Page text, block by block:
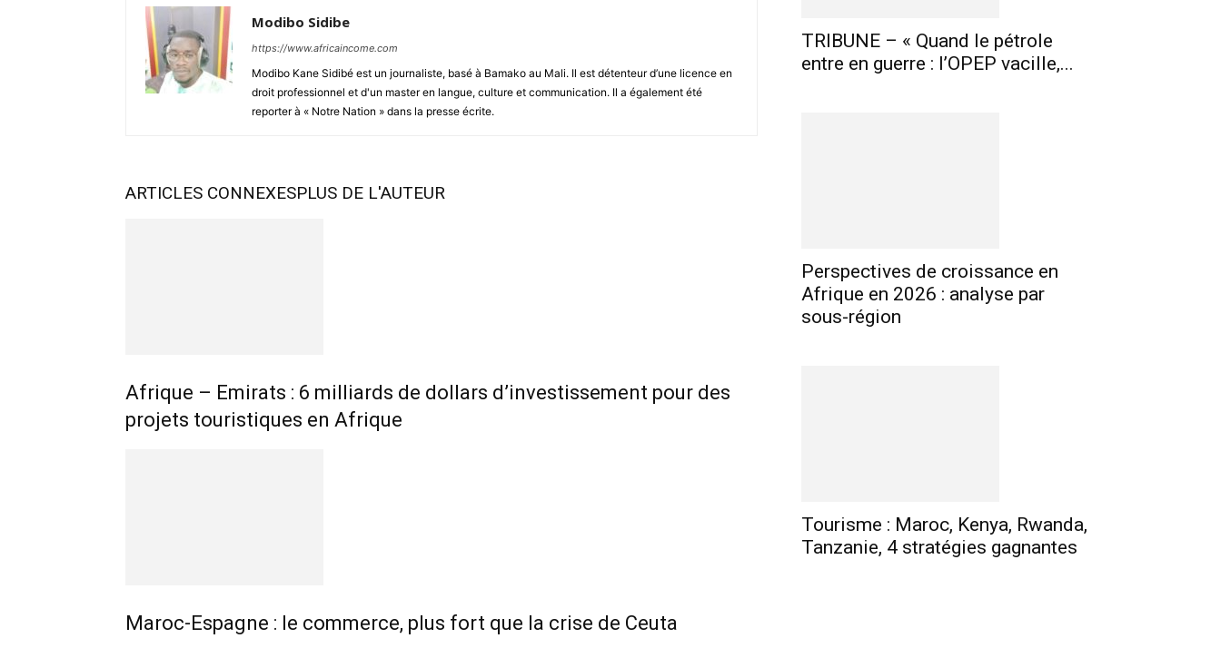
Modibo Sidibe
https://www.africaincome.com
Modibo Kane Sidibé est un journaliste, basé à Bamako au Mali. Il est détenteur d’une licence en
droit professionnel et d'un master en langue, culture et communication. Il a également été
reporter à « Notre Nation » dans la presse écrite.
ARTICLES CONNEXESPLUS DE L'AUTEUR
Afrique – Emirats : 6 milliards de dollars d’investissement pour des
projets touristiques en Afrique
Maroc-Espagne : le commerce, plus fort que la crise de Ceuta
TRIBUNE – « Quand le pétrole
entre en guerre : l’OPEP vacille,...
Perspectives de croissance en
Afrique en 2026 : analyse par
sous-région
Tourisme : Maroc, Kenya, Rwanda,
Tanzanie, 4 stratégies gagnantes